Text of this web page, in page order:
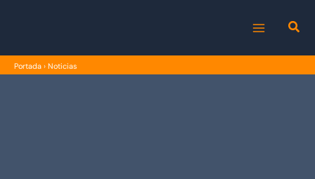
MENU
Portada › Noticias